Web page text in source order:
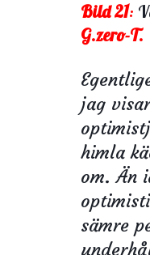
Bild 21:
G.zero-T.
jag
himla
om. Än
sämre